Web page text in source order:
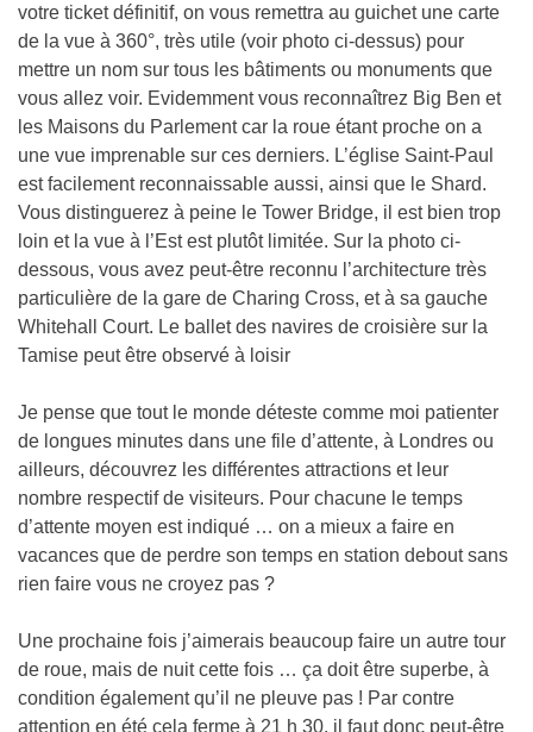
votre ticket définitif, on vous remettra au guichet une carte
de la vue à 360°, très utile (voir photo ci-dessus) pour
mettre un nom sur tous les bâtiments ou monuments que
vous allez voir. Evidemment vous reconnaîtrez Big Ben et
les Maisons du Parlement car la roue étant proche on a
une vue imprenable sur ces derniers. L’église Saint-Paul
est facilement reconnaissable aussi, ainsi que le Shard.
Vous distinguerez à peine le Tower Bridge, il est bien trop
loin et la vue à l’Est est plutôt limitée. Sur la photo ci-
dessous, vous avez peut-être reconnu l’architecture très
particulière de la gare de Charing Cross, et à sa gauche
Whitehall Court. Le ballet des navires de croisière sur la
Tamise peut être observé à loisir
Je pense que tout le monde déteste comme moi patienter
de longues minutes dans une file d’attente, à Londres ou
ailleurs, découvrez les différentes attractions et leur
nombre respectif de visiteurs. Pour chacune le temps
d’attente moyen est indiqué … on a mieux a faire en
vacances que de perdre son temps en station debout sans
rien faire vous ne croyez pas ?
Une prochaine fois j’aimerais beaucoup faire un autre tour
de roue, mais de nuit cette fois … ça doit être superbe, à
condition également qu’il ne pleuve pas ! Par contre
attention en été cela ferme à 21 h 30, il faut donc peut-être